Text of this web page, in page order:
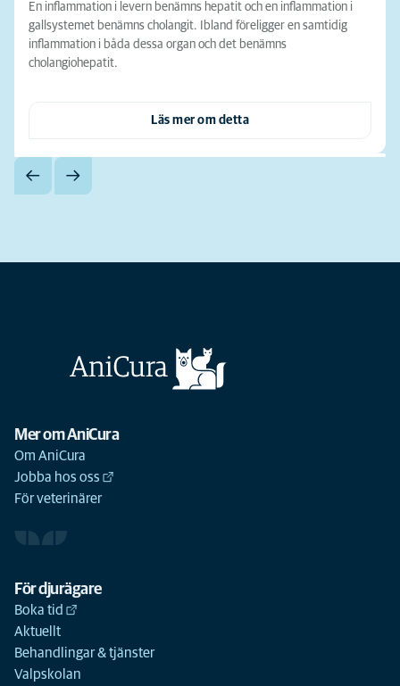
En inflammation i levern benämns hepatit och en inflammation i
gallsystemet benämns cholangit. Ibland föreligger en samtidig
inflammation i båda dessa organ och det benämns
cholangiohepatit.
Läs mer om detta
Mer om AniCura
Om AniCura
Jobba hos oss
För veterinärer
För djurägare
Boka tid
Aktuellt
Behandlingar & tjänster
Valpskolan